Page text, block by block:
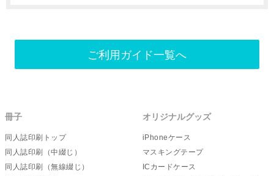
ご利用ガイド一覧へ
冊子
同人誌印刷トップ
同人誌印刷（中綴じ）
同人誌印刷（無線綴じ）
オリジナルグッズ
iPhoneケース
マスキングテープ
ICカードケース